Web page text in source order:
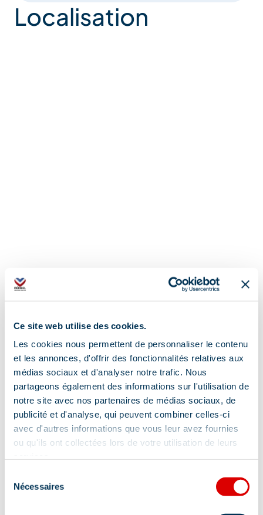
Ce site web utilise des cookies.
Les cookies nous permettent de personnaliser le contenu
et les annonces, d'offrir des fonctionnalités relatives aux
médias sociaux et d'analyser notre trafic. Nous
partageons également des informations sur l'utilisation de
notre site avec nos partenaires de médias sociaux, de
publicité et d'analyse, qui peuvent combiner celles-ci
avec d'autres informations que vous leur avez fournies
ou qu'ils ont collectées lors de votre utilisation de leurs
Nécessaires
Localisation
Adresse :
Route du Plateau, 73550 Méribel